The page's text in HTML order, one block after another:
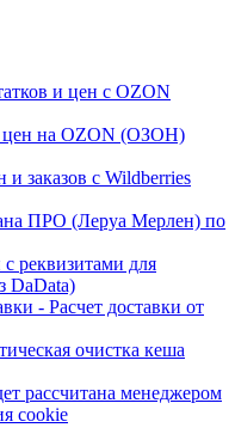
и цен с OZON
цен на OZON (ОЗОН)
и заказов с Wildberries
ПРО (Леруа Мерлен) по
реквизитами для
DaData)
- Расчет доставки от
очистка кеша
рассчитана менеджером
cookie